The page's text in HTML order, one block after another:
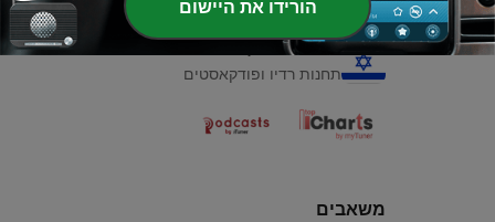
רדיו ישראלי
תחנות רדיו ופודקאסטים
משאבים
הורידו את היישום